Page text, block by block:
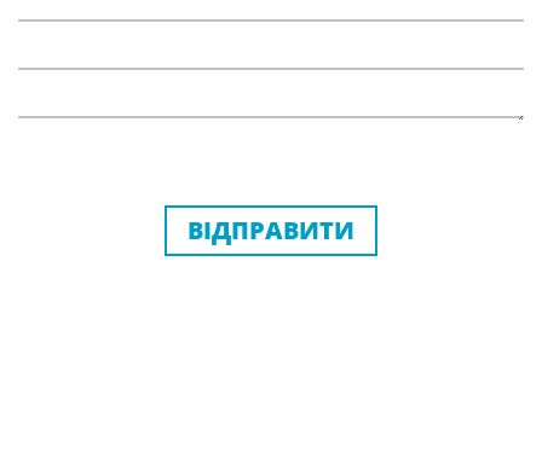
ВІДПРАВИТИ